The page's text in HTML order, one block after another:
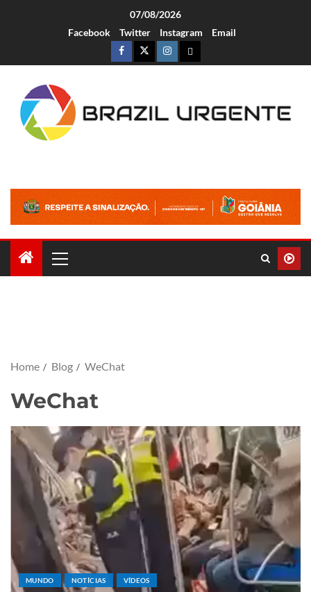
07/08/2026
Facebook
Twitter Instagram Email
Home Blog WeChat
WeChat
MUNDO NOTÍCIAS VÍDEOS